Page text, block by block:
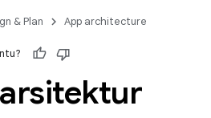
& Plan App architecture